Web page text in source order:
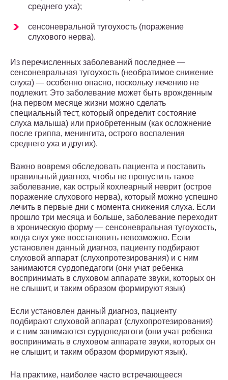
среднего уха);
сенсоневральной тугоухость (поражение
слухового нерва).
Из перечисленных заболеваний последнее —
сенсоневральная тугоухость (необратимое снижение
слуха) — особенно опасно, поскольку лечению не
подлежит. Это заболевание может быть врожденным
(на первом месяце жизни можно сделать
специальный тест, который определит состояние
слуха малыша) или приобретенным (как осложнение
после гриппа, менингита, острого воспаления
среднего уха и других).
Важно вовремя обследовать пациента и поставить
правильный диагноз, чтобы не пропустить такое
заболевание, как острый кохлеарный неврит (острое
поражение слухового нерва), который можно успешно
лечить в первые дни с момента снижения слуха. Если
прошло три месяца и больше, заболевание переходит
в хроническую форму — сенсоневральная тугоухость,
когда слух уже восстановить невозможно. Если
установлен данный диагноз, пациенту подбирают
слуховой аппарат (слухопротезирования) и с ним
занимаются сурдопедагоги (они учат ребенка
воспринимать в слуховом аппарате звуки, которых он
не слышит, и таким образом формируют язык)
Если установлен данный диагноз, пациенту
подбирают слуховой аппарат (слухопротезирования)
и с ним занимаются сурдопедагоги (они учат ребенка
воспринимать в слуховом аппарате звуки, которых он
не слышит, и таким образом формируют язык).
На практике, наиболее часто встречающееся